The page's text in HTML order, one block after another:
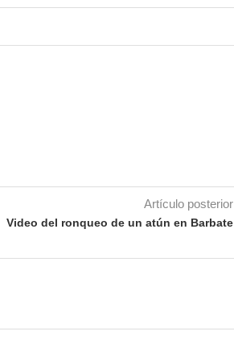
Artículo posterior
Video del ronqueo de un atún en Barbate